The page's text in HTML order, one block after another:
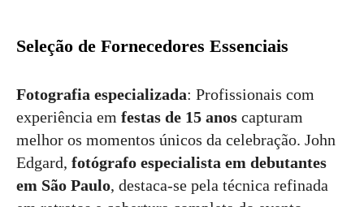
Seleção de Fornecedores Essenciais
Fotografia especializada: Profissionais com
experiência em festas de 15 anos capturam
melhor os momentos únicos da celebração. John
Edgard, fotógrafo especialista em debutantes
em São Paulo, destaca-se pela técnica refinada